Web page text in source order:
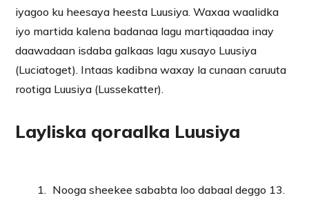
iyagoo ku heesaya heesta Luusiya. Waxaa waalidka
iyo martida kalena badanaa lagu martiqaadaa inay
daawadaan isdaba galkaas lagu xusayo Luusiya
(Luciatoget). Intaas kadibna waxay la cunaan caruuta
rootiga Luusiya (Lussekatter).
Layliska qoraalka Luusiya
Nooga sheekee sababta loo dabaal deggo 13.